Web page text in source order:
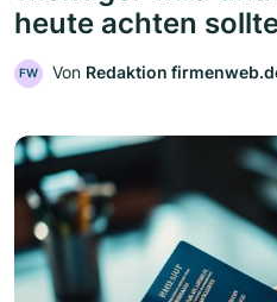
heute achten
FW Von Redaktion